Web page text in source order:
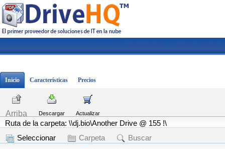
Registrarse Iniciar sesión
Inicio Características Precios
Arriba Descargar Actualizar
Ruta de la carpeta: \\dj.bio\Another Drive @ 155 !\
Seleccionar
Carpeta
Buscar